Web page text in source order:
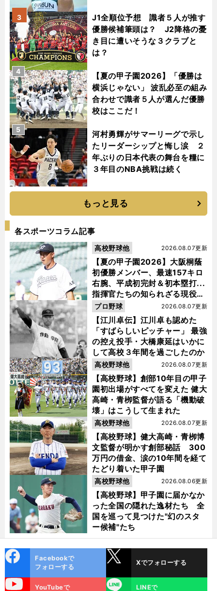
J1全順位予想 識者５人が推す
優勝候補筆頭は？ J2降格の憂
き目に遭いそうな３クラブと
は？
3
【夏の甲子園2026】「優勝は
横浜じゃない」 波乱必至の組み
合わせで識者５人が選んだ優勝
校はここだ！
4
河村勇輝がサマーリーグで示し
たリーダーシップと悔し涙 ２
年ぶりの日本代表の舞台を糧に
３年目のNBA挑戦は続く
5
もっと見る
各スポーツコラム記事
【夏の甲子園2026】大阪桐蔭
初優勝メンバー、最速157キロ
右腕、平成初完封＆初本塁打...
指揮官たちの知られざる現役時
代
2026.08.07更新
高校野球他
【江川卓伝】江川卓も認めた
「すばらしいピッチャー」 最強
の控え投手・大橋康延はいかに
して高校３年間を過ごしたのか
2026.08.07更新
プロ野球
【高校野球】創部10年目の甲子
園初出場がすべてを変えた 健大
高崎・青栁監督が語る「機動破
壊」はこうして生まれた
2026.08.07更新
高校野球他
【高校野球】健大高崎・青栁博
文監督が明かす創部秘話 300
万円の借金、涙の10年間を経て
たどり着いた甲子園
2026.08.07更新
高校野球他
【高校野球】甲子園に届かなか
った全国の隠れた逸材たち 全
国を巡って見つけた"幻のスタ
ー候補"たち
2026.08.06更新
高校野球他
ok
Facebookで
フォローする
Xでフォローする
YouTubeで LINE LINEで